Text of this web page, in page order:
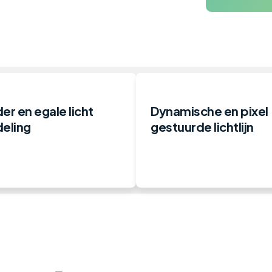
en egale licht
Dynamische en pixel
gestuurde lichtlijn